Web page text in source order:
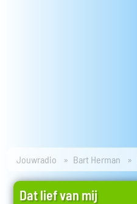
Jouwradio Bart Herman
Dat lief van mij